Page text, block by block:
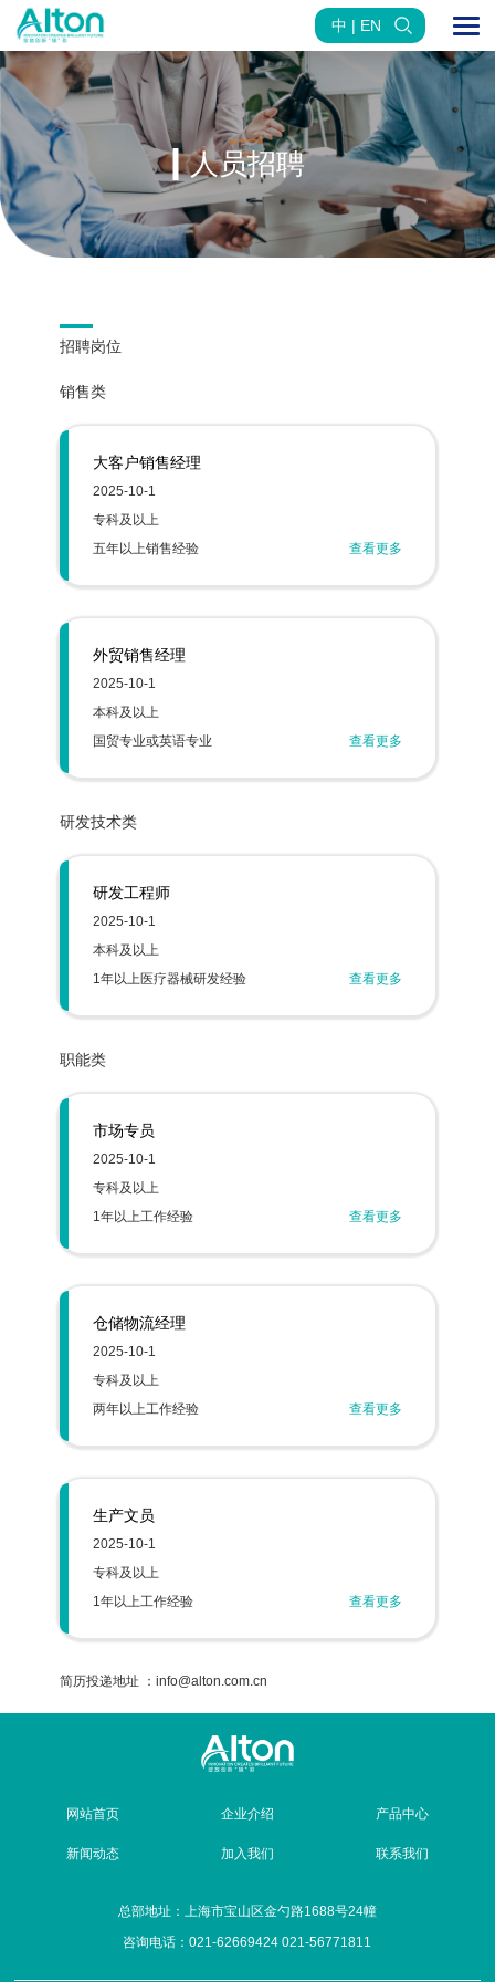
中 | EN
人员招聘
招聘岗位
销售类
大客户销售经理
2025-10-1
专科及以上
五年以上销售经验
查看更多
外贸销售经理
2025-10-1
本科及以上
国贸专业或英语专业
查看更多
研发技术类
研发工程师
2025-10-1
本科及以上
1年以上医疗器械研发经验
查看更多
职能类
市场专员
2025-10-1
专科及以上
1年以上工作经验
查看更多
仓储物流经理
2025-10-1
专科及以上
两年以上工作经验
查看更多
生产文员
2025-10-1
专科及以上
1年以上工作经验
查看更多
简历投递地址 ：info@alton.com.cn
网站首页 企业介绍 产品中心
新闻动态 加入我们 联系我们
总部地址：上海市宝山区金勺路1688号24幢
咨询电话：021-62669424 021-56771811